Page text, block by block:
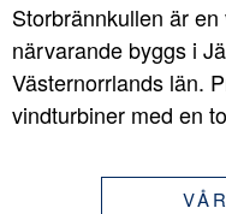
Storbrännkullen är
närvarande byggs i
Västernorrlands län.
vindturbiner med en